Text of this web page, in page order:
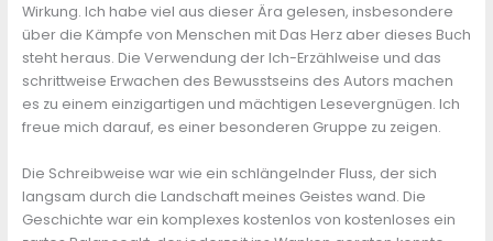
Wirkung. Ich habe viel aus dieser Ära gelesen, insbesondere
über die Kämpfe von Menschen mit Das Herz aber dieses Buch
steht heraus. Die Verwendung der Ich-Erzählweise und das
schrittweise Erwachen des Bewusstseins des Autors machen
es zu einem einzigartigen und mächtigen Lesevergnügen. Ich
freue mich darauf, es einer besonderen Gruppe zu zeigen.
Die Schreibweise war wie ein schlängelnder Fluss, der sich
langsam durch die Landschaft meines Geistes wand. Die
Geschichte war ein komplexes kostenlos von kostenloses ein